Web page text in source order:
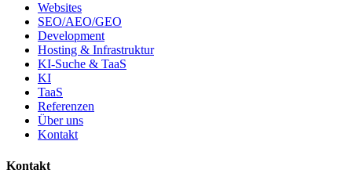
Websites
SEO/AEO/GEO
Development
Hosting & Infrastruktur
KI-Suche & TaaS
KI
TaaS
Referenzen
Über uns
Kontakt
Kontakt